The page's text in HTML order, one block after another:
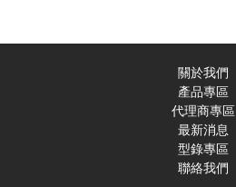
關於我們
產品專區
代理商專區
最新消息
型錄專區
聯絡我們